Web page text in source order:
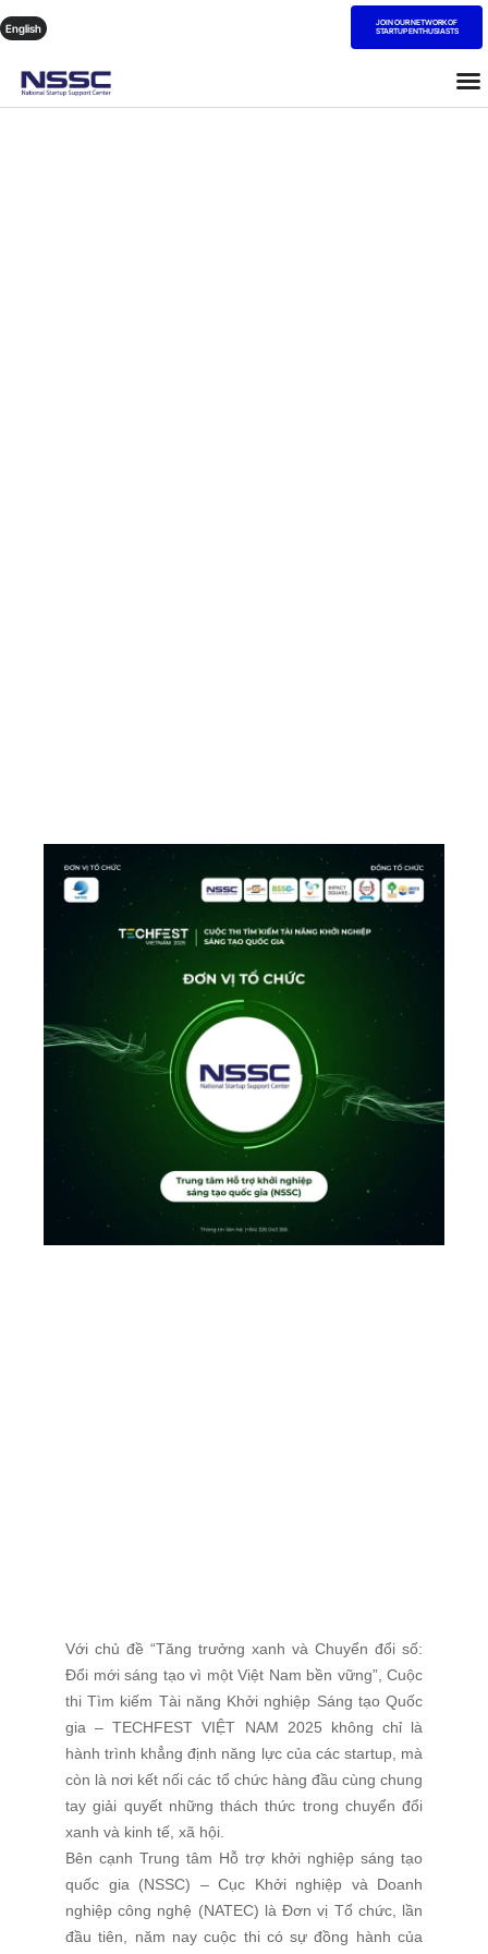
English
JOIN OUR NETWORK OF
STARTUP ENTHUSIASTS
Với chủ đề “Tăng trưởng xanh và Chuyển đổi số:
Đổi mới sáng tạo vì một Việt Nam bền vững”, Cuộc
thi Tìm kiếm Tài năng Khởi nghiệp Sáng tạo Quốc
gia – TECHFEST VIỆT NAM 2025 không chỉ là
hành trình khẳng định năng lực của các startup, mà
còn là nơi kết nối các tổ chức hàng đầu cùng chung
tay giải quyết những thách thức trong chuyển đổi
xanh và kinh tế, xã hội.
Bên cạnh Trung tâm Hỗ trợ khởi nghiệp sáng tạo
quốc gia (NSSC) – Cục Khởi nghiệp và Doanh
nghiệp công nghệ (NATEC) là Đơn vị Tổ chức, lần
đầu tiên, năm nay cuộc thi có sự đồng hành của